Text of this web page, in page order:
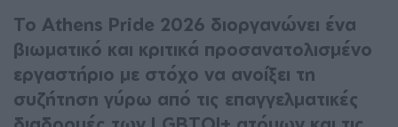
Το Athens Pride 2026 διοργανώνει ένα
βιωματικό και κριτικά προσανατολισμένο
εργαστήριο με στόχο να ανοίξει τη
συζήτηση γύρω από τις επαγγελματικές